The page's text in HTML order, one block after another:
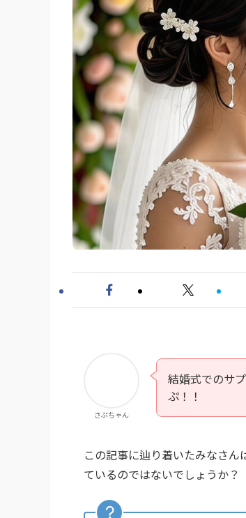
さぷちゃん
結婚式でのサ
ぷ！！
この記事に辿り着いたみなさん
ているのではないでしょうか？